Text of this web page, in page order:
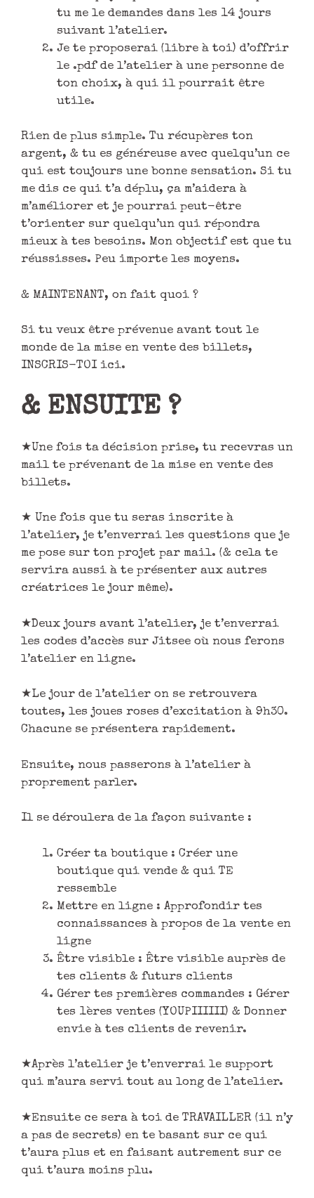
tu me le demandes dans les 14 jours
suivant l’atelier.
Je te proposerai (libre à toi) d’offrir
le .pdf de l’atelier à une personne de
ton choix, à qui il pourrait être
utile.
Rien de plus simple. Tu récupères ton
argent, & tu es généreuse avec quelqu’un ce
qui est toujours une bonne sensation. Si tu
me dis ce qui t’a déplu, ça m’aidera à
m’améliorer et je pourrai peut-être
t’orienter sur quelqu’un qui répondra
mieux à tes besoins. Mon objectif est que tu
réussisses. Peu importe les moyens.
& MAINTENANT, on fait quoi ?
Si tu veux être prévenue avant tout le
monde de la mise en vente des billets,
INSCRIS-TOI ici.
& ENSUITE ?
★Une fois ta décision prise, tu recevras un
mail te prévenant de la mise en vente des
billets.
★ Une fois que tu seras inscrite à
l’atelier, je t’enverrai les questions que je
me pose sur ton projet par mail. (& cela te
servira aussi à te présenter aux autres
créatrices le jour même).
★Deux jours avant l’atelier, je t’enverrai
les codes d’accès sur Jitsee où nous ferons
l’atelier en ligne.
★Le jour de l’atelier on se retrouvera
toutes, les joues roses d’excitation à 9h30.
Chacune se présentera rapidement.
Ensuite, nous passerons à l’atelier à
proprement parler.
Il se déroulera de la façon suivante :
Créer ta boutique : Créer une
boutique qui vende & qui TE
ressemble
Mettre en ligne : Approfondir tes
connaissances à propos de la vente en
ligne
Être visible : Être visible auprès de
tes clients & futurs clients
Gérer tes premières commandes : Gérer
tes 1ères ventes (YOUPIIIIII) & Donner
envie à tes clients de revenir.
★Après l’atelier je t’enverrai le support
qui m’aura servi tout au long de l’atelier.
★Ensuite ce sera à toi de TRAVAILLER (il n’y
a pas de secrets) en te basant sur ce qui
t’aura plus et en faisant autrement sur ce
qui t’aura moins plu.